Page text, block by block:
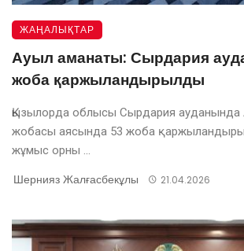
ЖАҢАЛЫҚТАР
Ауыл аманаты: Сырдария
жоба қаржыландырылды
Қызылорда облысы Сырдария ауданында
жобасы аясында 53 жоба
жұмыс орны ...
Шернияз Жалғасбекұлы 21.04.2026